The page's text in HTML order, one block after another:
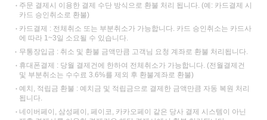
주문 결제시 이용한 결제 수단 방식으로 환불 처리 됩니다. (예: 카드결제 시
카드 승인취소로 환불)
카드결제 : 전체취소 또는 부분취소가 가능합니다. 카드 승인취소는 카드사
에 따라 1~3일 소요될 수 있습니다.
무통장입금 : 취소 및 환불 금액만큼 고객님 요청 계좌로 환불 처리됩니다.
휴대폰결제 : 당월 결제건에 한하여 전체취소가 가능합니다. (전월결제건
및 부분취소는 수수료 3.6%를 제외 후 환불계좌로 환불)
예치, 적립금 환불 : 예치금 및 적립금으로 결제한 금액만큼 자동 복원 처리
됩니다.
네이버페이, 삼성페이, 페이코, 카카오페이 같은 당사 결제 시스템이 아닌